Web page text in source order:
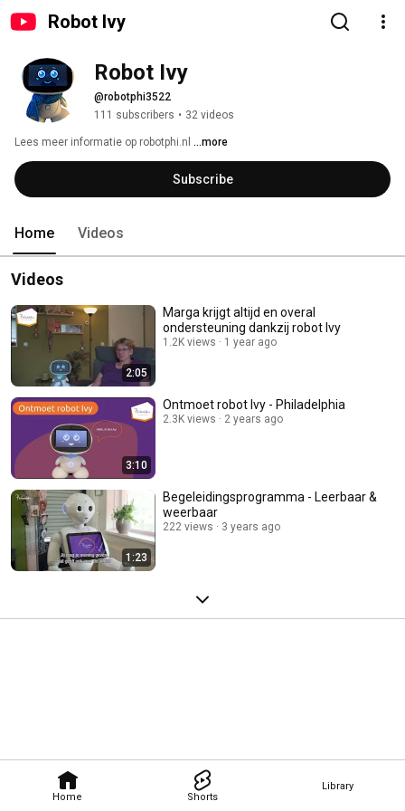
Robot Ivy
Home Shorts
Library
Robot Ivy
@robotphi3522
111 subscribers • 32 videos
Lees meer informatie op robotphi.nl ...more
Subscribe
Home Videos
Videos
2:05
Marga krijgt altijd en overal
ondersteuning dankzij robot Ivy
1.2K views 1 year ago
3:10
Ontmoet robot Ivy - Philadelphia
2.3K views 2 years ago
1:23
Begeleidingsprogramma - Leerbaar &
weerbaar
222 views 3 years ago